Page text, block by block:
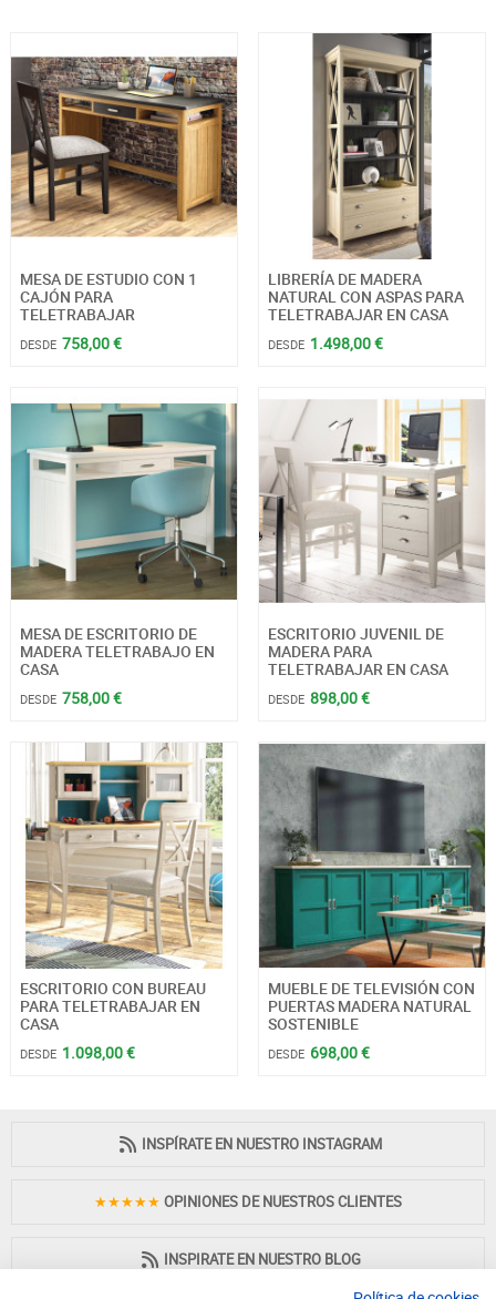
MESA DE ESTUDIO CON 1
CAJÓN PARA
TELETRABAJAR
DESDE 758,00 €
LIBRERÍA DE MADERA
NATURAL CON ASPAS PARA
TELETRABAJAR EN CASA
DESDE 1.498,00 €
MESA DE ESCRITORIO DE
MADERA TELETRABAJO EN
CASA
DESDE 758,00 €
ESCRITORIO JUVENIL DE
MADERA PARA
TELETRABAJAR EN CASA
DESDE 898,00 €
ESCRITORIO CON BUREAU
PARA TELETRABAJAR EN
CASA
DESDE 1.098,00 €
MUEBLE DE TELEVISIÓN CON
PUERTAS MADERA NATURAL
SOSTENIBLE
DESDE 698,00 €
INSPÍRATE EN NUESTRO INSTAGRAM
★★★★★ OPINIONES DE NUESTROS CLIENTES
INSPIRATE EN NUESTRO BLOG